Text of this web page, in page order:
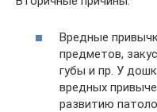
Вредные
предметов,
губы и пр. У
вредных
развитию